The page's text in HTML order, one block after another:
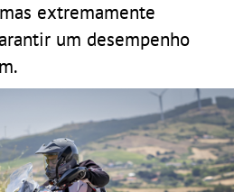
extremamente
um desempenho